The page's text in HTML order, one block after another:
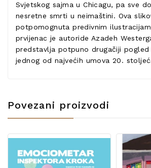
Svjetskog sajma u Chicagu, pa sve
nesretne smrti u neimaštini. Ova
potpomognuta predivnim
prvijenac je autoride Azadeh
predstavlja potpuno drugačiji pogled
jednog od najvećih umova 20.
Povezani proizvodi